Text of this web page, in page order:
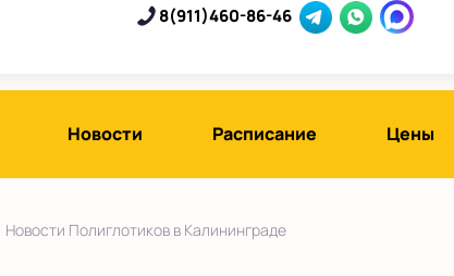
8(911)460-86-46
Новости Расписание Цены
Новости Полиглотиков в Калининграде